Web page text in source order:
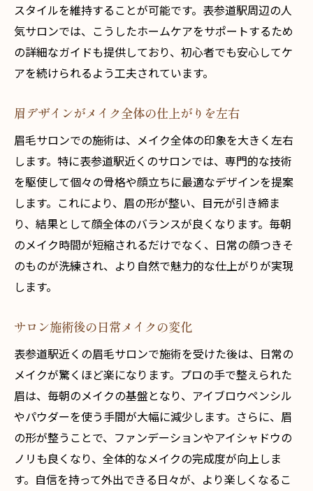
スタイルを維持することが可能です。表参道駅周辺の人
気サロンでは、こうしたホームケアをサポートするため
の詳細なガイドも提供しており、初心者でも安心してケ
アを続けられるよう工夫されています。
眉デザインがメイク全体の仕上がりを左右
眉毛サロンでの施術は、メイク全体の印象を大きく左右
します。特に表参道駅近くのサロンでは、専門的な技術
を駆使して個々の骨格や顔立ちに最適なデザインを提案
します。これにより、眉の形が整い、目元が引き締ま
り、結果として顔全体のバランスが良くなります。毎朝
のメイク時間が短縮されるだけでなく、日常の顔つきそ
のものが洗練され、より自然で魅力的な仕上がりが実現
します。
サロン施術後の日常メイクの変化
表参道駅近くの眉毛サロンで施術を受けた後は、日常の
メイクが驚くほど楽になります。プロの手で整えられた
眉は、毎朝のメイクの基盤となり、アイブロウペンシル
やパウダーを使う手間が大幅に減少します。さらに、眉
の形が整うことで、ファンデーションやアイシャドウの
ノリも良くなり、全体的なメイクの完成度が向上しま
す。自信を持って外出できる日々が、より楽しくなるこ